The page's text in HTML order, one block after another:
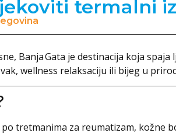
termalni
Banja Gata je destinacija koja
wellness relaksaciju ili bijeg u
tretmanima za reumatizam, kožne